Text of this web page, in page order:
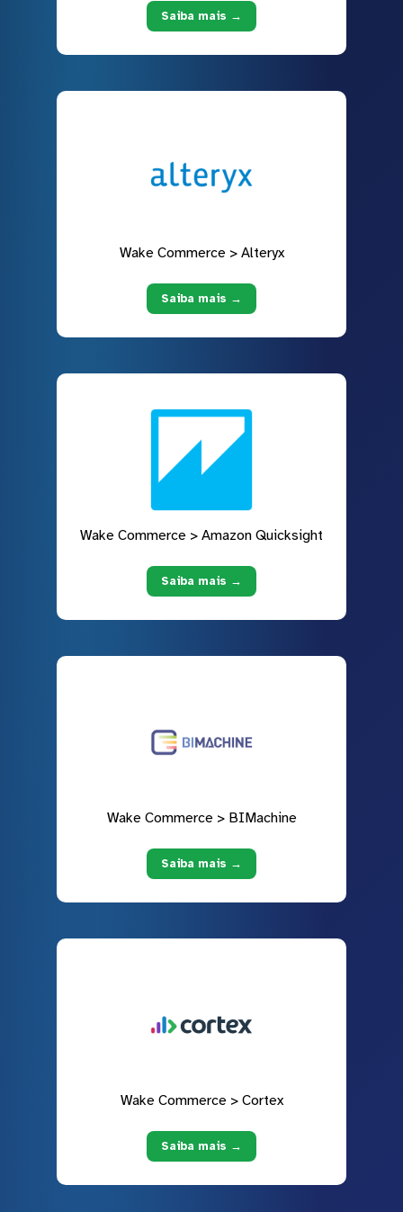
Saiba mais →
Wake Commerce > Alteryx
Saiba mais →
Wake Commerce > Amazon Quicksight
Saiba mais →
Wake Commerce > BIMachine
Saiba mais →
Wake Commerce > Cortex
Saiba mais →